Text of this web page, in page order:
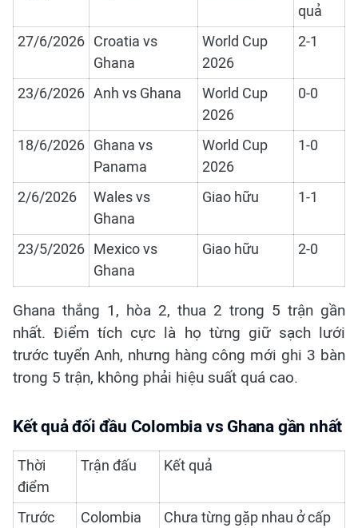
quả
27/6/2026 Croatia vs
Ghana
World Cup
2026
2-1
23/6/2026 Anh vs Ghana
World Cup
2026
0-0
18/6/2026 Ghana vs
Panama
World Cup
2026
1-0
2/6/2026
Wales vs
Ghana
Giao hữu 1-1
23/5/2026 Mexico vs
Ghana
Giao hữu 2-0
Ghana thắng 1, hòa 2, thua 2 trong 5 trận gần
nhất. Điểm tích cực là họ từng giữ sạch lưới
trước tuyển Anh, nhưng hàng công mới ghi 3 bàn
trong 5 trận, không phải hiệu suất quá cao.
Kết quả đối đầu Colombia vs Ghana gần nhất
Thời
điểm
Trận đấu Kết quả
Trước
Colombia
Chưa từng gặp nhau ở cấp